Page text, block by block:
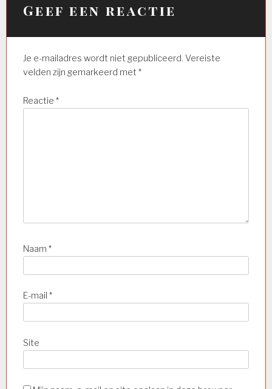
Geef een reactie
Je e-mailadres wordt niet gepubliceerd. Vereiste
velden zijn gemarkeerd met *
Reactie *
Naam *
E-mail *
Site